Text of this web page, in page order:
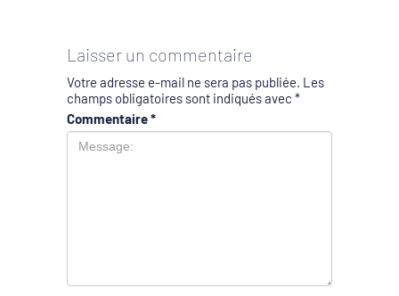
Laisser un commentaire
Votre adresse e-mail ne sera pas publiée. Les
champs obligatoires sont indiqués avec *
Commentaire*